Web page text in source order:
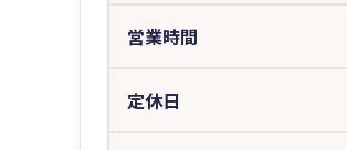
営業時間
定休日